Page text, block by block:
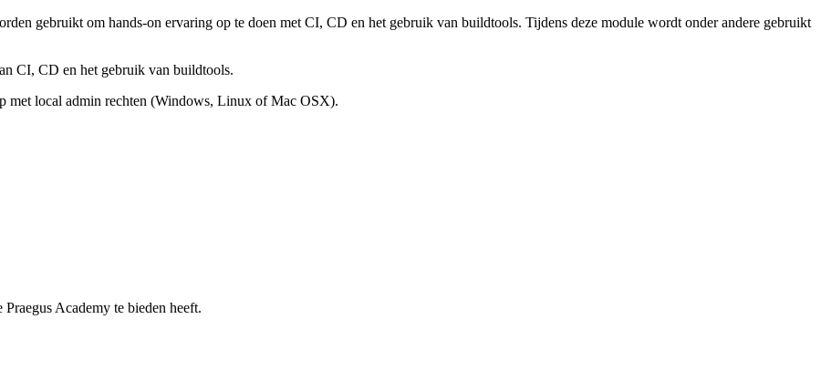
gebruikt om hands-on ervaring op te doen met CI, CD en het gebruik van buildtools. Tijdens deze module wordt onder andere gebruikt
CI, CD en het gebruik van buildtools.
met local admin rechten (Windows, Linux of Mac OSX).
Praegus Academy te bieden heeft.